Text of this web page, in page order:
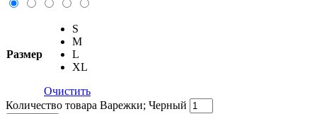
Размер
S
M
L
XL
Очистить
Количество товара Варежки; Черный